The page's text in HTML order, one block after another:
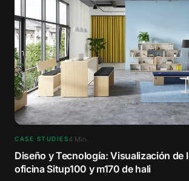
CASE STUDIES4 Min.
Diseño y Tecnología: Visualización de
oficina Situp100 y m170 de hali